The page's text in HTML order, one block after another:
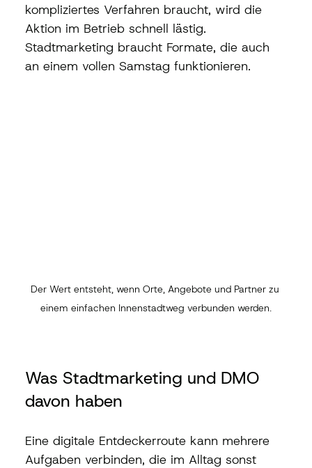
kompliziertes Verfahren braucht, wird die
Aktion im Betrieb schnell lästig.
Stadtmarketing braucht Formate, die auch
an einem vollen Samstag funktionieren.
Der Wert entsteht, wenn Orte, Angebote und Partner zu
einem einfachen Innenstadtweg verbunden werden.
Was Stadtmarketing und DMO
davon haben
Eine digitale Entdeckerroute kann mehrere
Aufgaben verbinden, die im Alltag sonst